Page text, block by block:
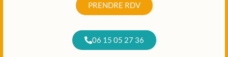
PRENDRE RDV
06 15 05 27 36